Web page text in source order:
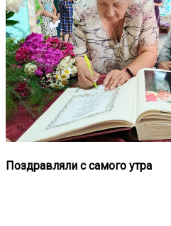
Поздравляли с самого утра